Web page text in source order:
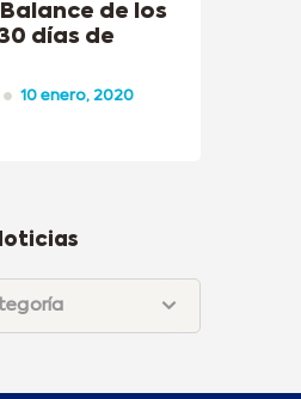
de los
días de
10 enero, 2020